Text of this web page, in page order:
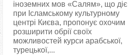
іноземних мов «Салям», що діє
при Ісламському культурному
центрі Києва, пропонує охочим
розширити обрії своїх
можливостей курси арабської,
турецької,...